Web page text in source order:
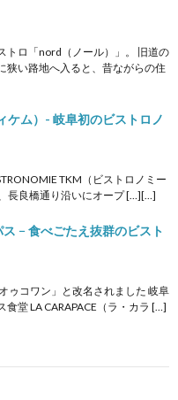
トロ「nord（ノール）」。 旧道の
狭い路地へ入ると、昔ながらの住
ケム）- 岐阜初のビストロノ
TKM（ビストロノミー
長良橋通り沿いにオープ […][…]
ス − 食べごたえ抜群のビスト
ゥコワン」と改名されました 岐阜
堂 LA CARAPACE（ラ・カラ […]